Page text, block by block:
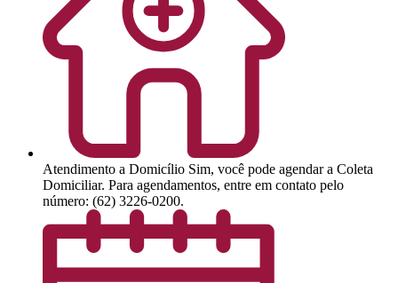
Atendimento a Domicílio Sim, você pode agendar a Coleta
Domiciliar. Para agendamentos, entre em contato pelo
número: (62) 3226-0200.